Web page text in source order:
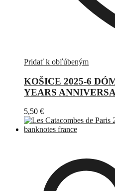
Pridať k obľúbeným
KOŠICE 2025-6
YEARS
5,50 €